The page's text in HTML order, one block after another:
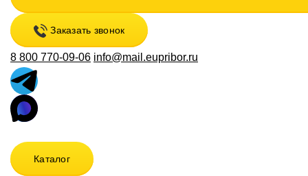
Заказать звонок
8 800 770-09-06 info@mail.eupribor.ru
Каталог